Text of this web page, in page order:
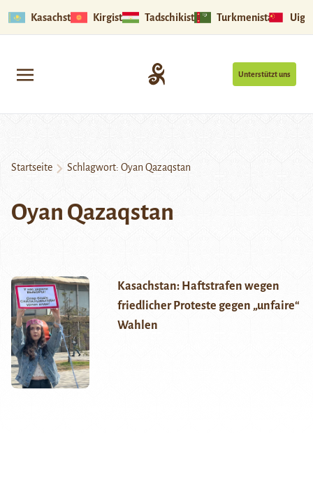
Kasachstan Kirgistan Tadschikistan Turkmenistan
Unterstützt uns
Startseite Schlagwort: Oyan Qazaqstan
Oyan Qazaqstan
Kasachstan: Haftstrafen wegen
friedlicher Proteste gegen „unfaire“
Wahlen